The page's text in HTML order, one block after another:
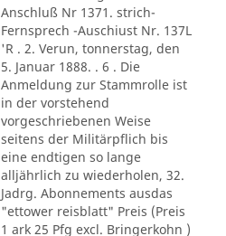
Anschluß Nr 1371. strich-
Fernsprech -Auschiust Nr. 137L
'R . 2. Verun, tonnerstag, den
5. Januar 1888. . 6 . Die
Anmeldung zur Stammrolle ist
in der vorstehend
vorgeschriebenen Weise
seitens der Militärpflich bis
eine endtigen so lange
alljährlich zu wiederholen, 32.
Jadrg. Abonnements ausdas
"ettower reisblatt" Preis (Preis
1 ark 25 Pfg excl. Bringerkohn )